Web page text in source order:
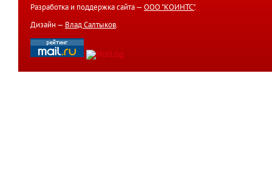
Разработка и поддержка сайта — ООО "КОИНТС".
Дизайн — Влад Салтыков.